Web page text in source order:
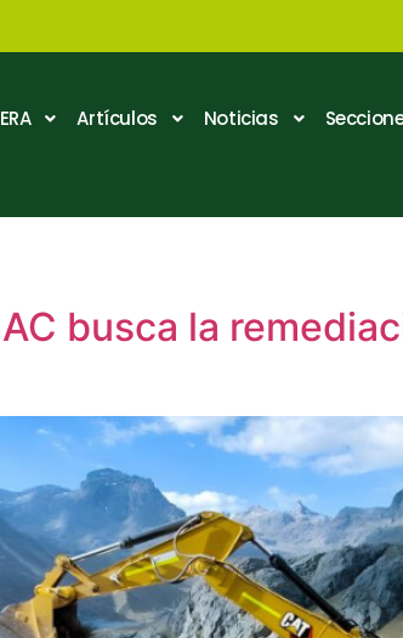
Artículos Noticias
busca la